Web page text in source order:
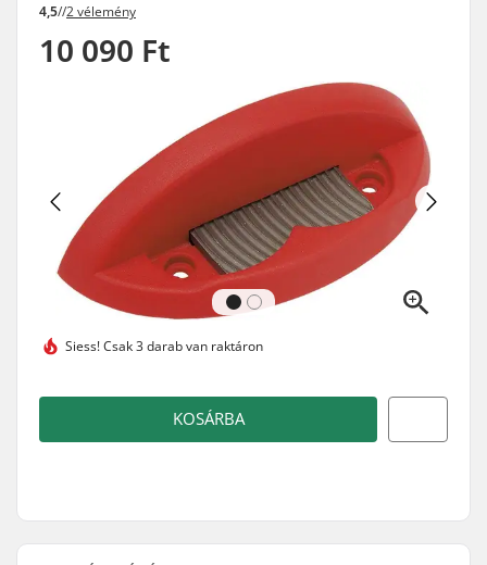
4,5//2 vélemény
10 090 Ft
Siess!Csak 3 darab van raktáron
KOSÁRBA